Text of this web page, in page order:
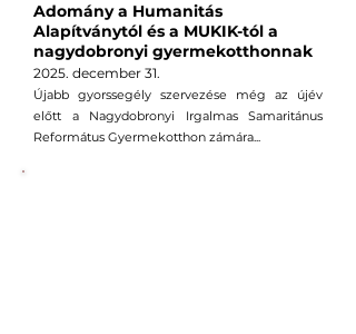
Adomány a Humanitás
Alapítványtól és a MUKIK-tól a
nagydobronyi gyermekotthonnak
2025. december 31.
Újabb gyorssegély szervezése még az újév
előtt a Nagydobronyi Irgalmas Samaritánus
Református Gyermekotthon zámára...